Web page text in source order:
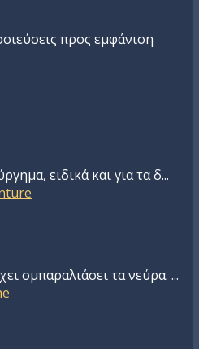
προς εμφάνιση
ειδικά και για τα δ...
σμπαραλιάσει τα νεύρα. ...